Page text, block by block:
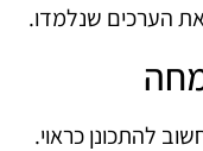
הערכים שנלמדו.
להתכונן כראוי.